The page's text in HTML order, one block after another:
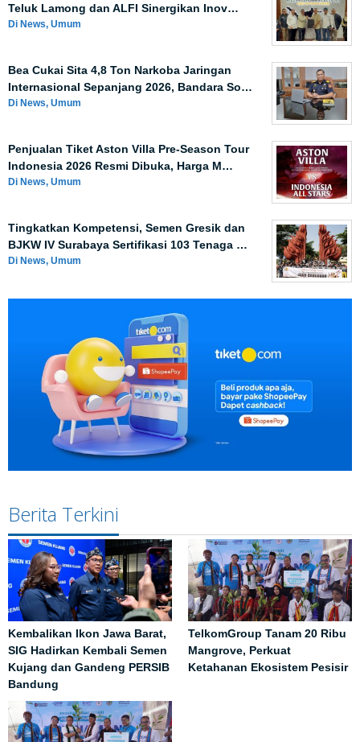
Teluk Lamong dan ALFI Sinergikan Inov…
Di News, Umum
Bea Cukai Sita 4,8 Ton Narkoba Jaringan
Internasional Sepanjang 2026, Bandara So…
Di News, Umum
Penjualan Tiket Aston Villa Pre-Season Tour
Indonesia 2026 Resmi Dibuka, Harga M…
Di News, Umum
Tingkatkan Kompetensi, Semen Gresik dan
BJKW IV Surabaya Sertifikasi 103 Tenaga …
Di News, Umum
Berita Terkini
Kembalikan Ikon Jawa Barat,
SIG Hadirkan Kembali Semen
Kujang dan Gandeng PERSIB
Bandung
TelkomGroup Tanam 20 Ribu
Mangrove, Perkuat
Ketahanan Ekosistem Pesisir